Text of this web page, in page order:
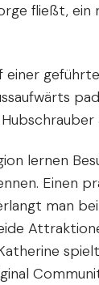
fließt, ein
einer
lernen
Einen
man